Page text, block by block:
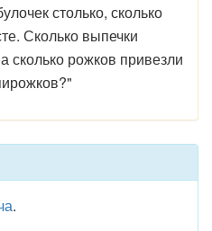
столько, сколько
Сколько выпечки
сколько рожков привезли
.